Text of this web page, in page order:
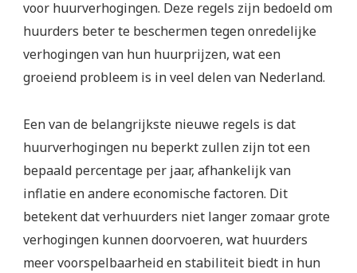
voor huurverhogingen. Deze regels zijn bedoeld om
huurders beter te beschermen tegen onredelijke
verhogingen van hun huurprijzen, wat een
groeiend probleem is in veel delen van Nederland.
Een van de belangrijkste nieuwe regels is dat
huurverhogingen nu beperkt zullen zijn tot een
bepaald percentage per jaar, afhankelijk van
inflatie en andere economische factoren. Dit
betekent dat verhuurders niet langer zomaar grote
verhogingen kunnen doorvoeren, wat huurders
meer voorspelbaarheid en stabiliteit biedt in hun